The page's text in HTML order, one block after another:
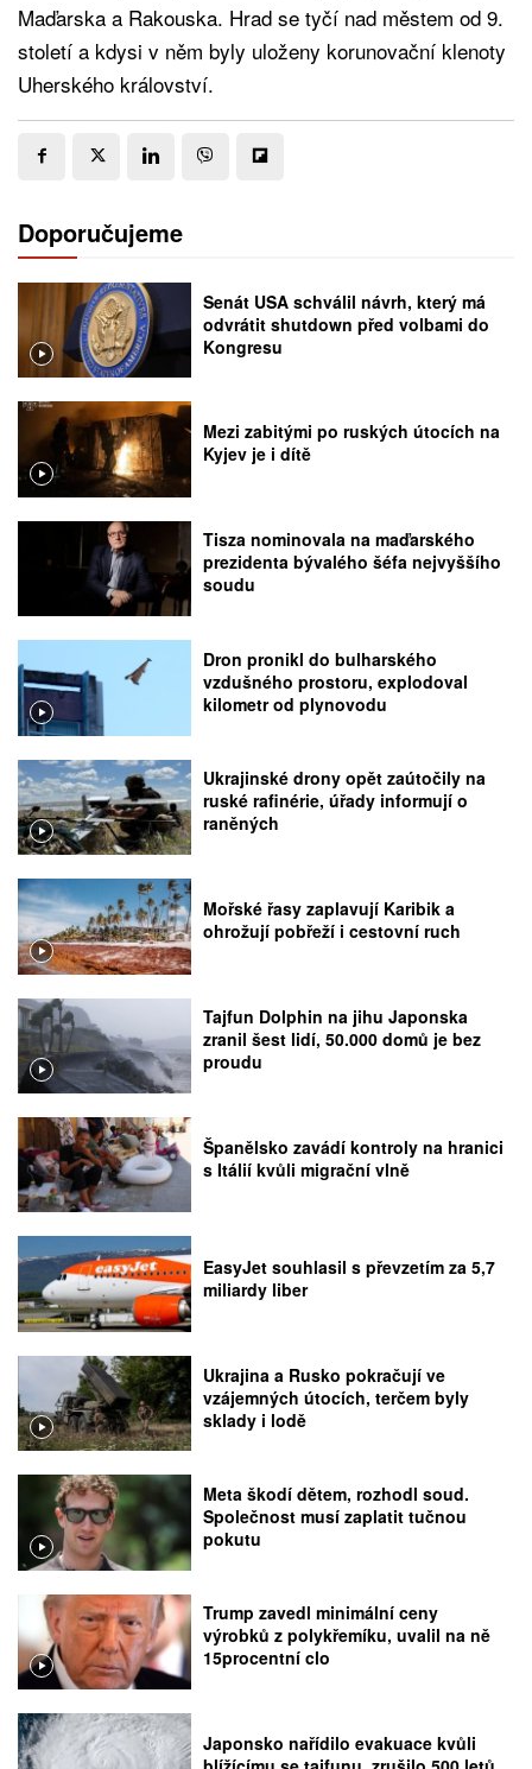
Maďarska a Rakouska. Hrad se tyčí nad městem od 9.
století a kdysi v něm byly uloženy korunovační klenoty
Uherského království.
Doporučujeme
Senát USA schválil návrh, který má
odvrátit shutdown před volbami do
Kongresu
Mezi zabitými po ruských útocích na
Kyjev je i dítě
Tisza nominovala na maďarského
prezidenta bývalého šéfa nejvyššího
soudu
Dron pronikl do bulharského
vzdušného prostoru, explodoval
kilometr od plynovodu
Ukrajinské drony opět zaútočily na
ruské rafinérie, úřady informují o
raněných
Mořské řasy zaplavují Karibik a
ohrožují pobřeží i cestovní ruch
Tajfun Dolphin na jihu Japonska
zranil šest lidí, 50.000 domů je bez
proudu
Španělsko zavádí kontroly na hranici
s Itálií kvůli migrační vlně
EasyJet souhlasil s převzetím za 5,7
miliardy liber
Ukrajina a Rusko pokračují ve
vzájemných útocích, terčem byly
sklady i lodě
Meta škodí dětem, rozhodl soud.
Společnost musí zaplatit tučnou
pokutu
Trump zavedl minimální ceny
výrobků z polykřemíku, uvalil na ně
15procentní clo
Japonsko nařídilo evakuace kvůli